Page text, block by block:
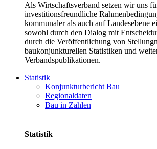
Als Wirtschaftsverband setzen wir uns
investitionsfreundliche
kommunaler als auch auf Landesebene
sowohl durch den Dialog mit
durch die Veröffentlichung von
baukonjunkturellen Statistiken und
Verbandspublikationen.
Statistik
Konjunkturbericht Bau
Regionaldaten
Bau in Zahlen
Statistik